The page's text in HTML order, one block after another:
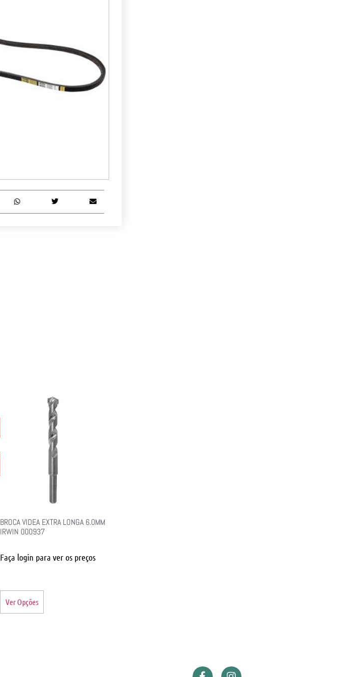
BROCA VIDEA EXTRA LONGA 6.0MM
IRWIN 000937
Faça login para ver os preços
Ver Opções